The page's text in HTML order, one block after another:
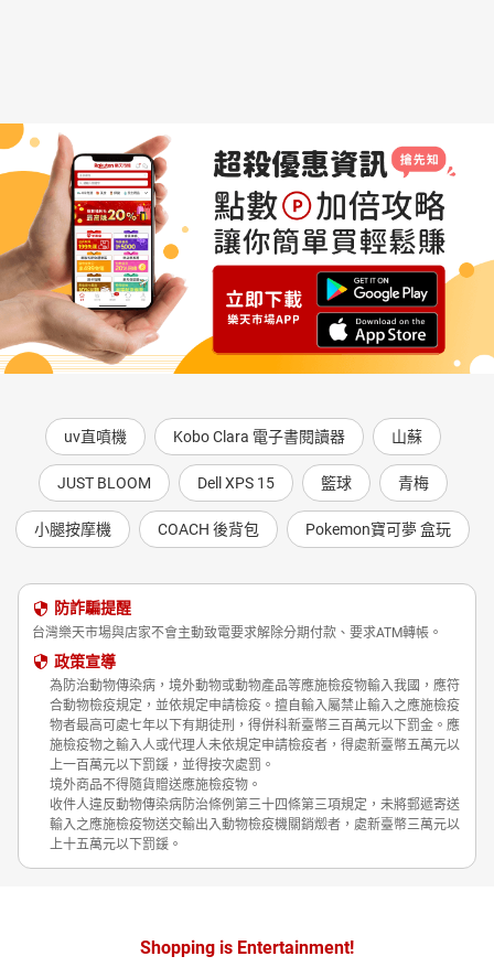
uv直噴機 Kobo Clara 電子書閱讀器 山蘇
JUST BLOOM Dell XPS 15 籃球 青梅
小腿按摩機 COACH 後背包 Pokemon寶可夢 盒玩
防詐騙提醒
台灣樂天市場與店家不會主動致電要求解除分期付款、要求ATM轉帳。
政策宣導
為防治動物傳染病，境外動物或動物產品等應施檢疫物輸入我國，應符
合動物檢疫規定，並依規定申請檢疫。擅自輸入屬禁止輸入之應施檢疫
物者最高可處七年以下有期徒刑，得併科新臺幣三百萬元以下罰金。應
施檢疫物之輸入人或代理人未依規定申請檢疫者，得處新臺幣五萬元以
上一百萬元以下罰鍰，並得按次處罰。
境外商品不得隨貨贈送應施檢疫物。
收件人違反動物傳染病防治條例第三十四條第三項規定，未將郵遞寄送
輸入之應施檢疫物送交輸出入動物檢疫機關銷燬者，處新臺幣三萬元以
上十五萬元以下罰鍰。
Shopping is Entertainment!